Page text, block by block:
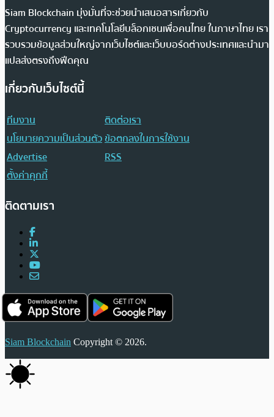
Siam Blockchain มุ่งมั่นที่จะช่วยนำเสนอสารเกี่ยวกับ
Cryptocurrency และเทคโนโลยีบล็อกเชนเพื่อคนไทย ในภาษาไทย เรา
รวบรวมข้อมูลส่วนใหญ่จากเว็บไซต์และเว็บบอร์ดต่างประเทศและนำมา
แปลส่งตรงถึงฟีดคุณ
เกี่ยวกับเว็บไซต์นี้
ทีมงาน
ติดต่อเรา
นโยบายความเป็นส่วนตัวข้อตกลงในการใช้งาน
Advertise
RSS
ตั้งค่าคุกกี้
ติดตามเรา
Siam Blockchain Copyright © 2026.